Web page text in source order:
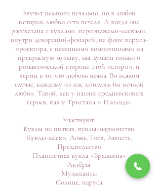
Звучит немного печально, но в любой
истории любви есть печаль. А когда она
рассказана с куклами, персонажами-масками,
внутри декораций-фонарей, на фоне паруса-
проектора, с песенными композициями на
прекрасную музыку, мы думаем только о
романтической стороне этой истории, и
верим в то, что любовь вечна. Во всяком
случае, каждому из нас хотелось бы вечной
любви. Такой, как у наших средневековых
героев, как у Тристана и Изольды.
Участвуют:
Куклы на нитках, куклы-марионетки
Куклы-маски: Ложь, Гнев, Зависть,
Предательство
Планшетная кукла «Бражьена»
Актёры
Музыканты
Солнце, паруса